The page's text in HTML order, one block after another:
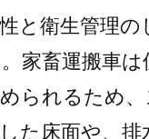
と衛生管理
家畜運搬車は
られるため
た床面や、